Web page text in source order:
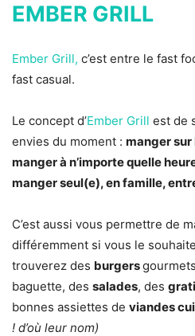
EMBER GRILL
Ember Grill, c’est entre le fast
fast casual.
Le concept d’Ember Grill est de
envies du moment : manger sur
manger à n’importe quelle
manger seul(e), en famille,
C’est aussi vous permettre de
différemment si vous le
trouverez des burgers
baguette, des salades, des
bonnes assiettes de viandes
! d’où leur nom)